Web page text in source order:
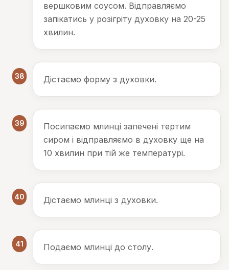
вершковим соусом. Відправляємо
запікатись у розігріту духовку на 20-25
хвилин.
38 Дістаємо форму з духовки.
39
Посипаємо млинці запечені тертим
сиром і відправляємо в духовку ще на
10 хвилин при тій же температурі.
40 Дістаємо млинці з духовки.
41 Подаємо млинці до столу.